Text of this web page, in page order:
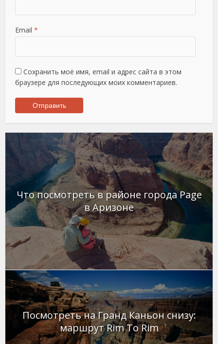
Email *
Сохранить моё имя, email и адрес сайта в этом
браузере для последующих моих комментариев.
Что посмотреть в районе города Page
в Аризоне
Посмотреть на Гранд Каньон снизу:
маршрут Rim To Rim